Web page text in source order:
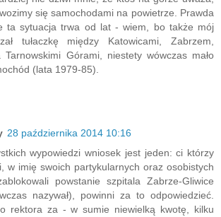
się samochodami na powietrze. Prawda
ta sytuacja trwa od lat - wiem, bo także mój
tułaczkę między Katowicami, Zabrzem,
Tarnowskimi Górami, niestety wówczas mało
(lata 1979-85).
28 października 2014 10:16
wypowiedzi wniosek jest jeden: ci którzy
w imię swoich partykularnych oraz osobistych
powstanie szpitala Zabrze-Gliwice
nazywał), powinni za to odpowiedzieć.
rektora za - w sumie niewielką kwotę, kilku